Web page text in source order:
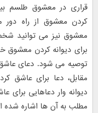
قراری در معشوق طلسم
کردن معشوق از راه
معشوق نیز می توانید
برای دیوانه کردن معشوق
توصیه می شود. دعای
مقابل، دعا برای عاشق
دیوانه وار دعاهایی برای
مطلب به آن ها اشاره